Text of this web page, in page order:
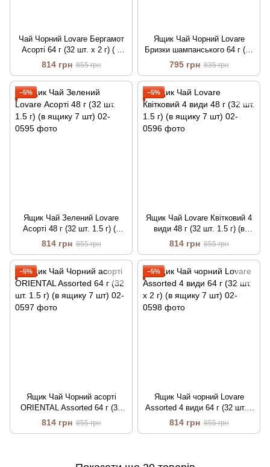
Чай Чорний Lovare Бергамот
Асорті 64 г (32 шт. х 2 г) ( в
ящику 7 шт0
814 грн 855 грн
Ящик Чай Чорний Lovare
Бризки шампанського 64 г (32
шт. х 2 г) (в ящику 7 шт)
795 грн 835 грн
−5%
Ящик Чай Зелений Lovare
Асорті 48 г (32 шт. 1.5 г) (в
ящику 7 шт)
814 грн 855 грн
−5%
Ящик Чай Lovare Квітковий 4
види 48 г (32 шт. 1.5 г) (в
ящику 7 шт)
814 грн 855 грн
−5%
Ящик Чай Чорний асорті
ORIENTAL Assorted 64 г (32
шт. 1.5 г) (в ящику 7 шт)
814 грн 855 грн
−5%
Ящик Чай чорний Lovare
Assorted 4 види 64 г (32 шт. х
2 г) (в ящику 7 шт)
814 грн 855 грн